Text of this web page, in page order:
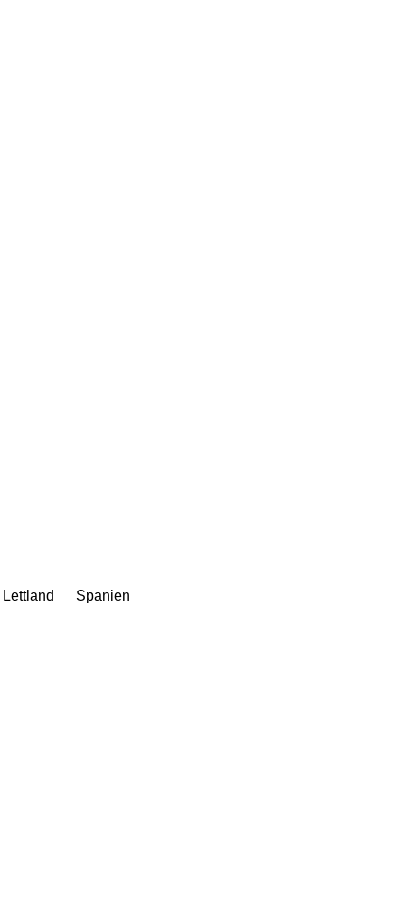
Lettland Spanien